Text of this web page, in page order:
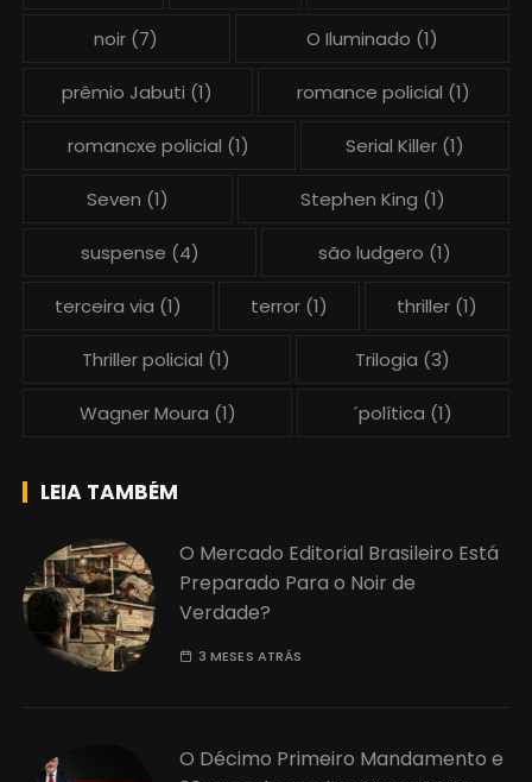
noir (7) O Iluminado (1)
prêmio Jabuti (1) romance policial (1)
romancxe policial (1) Serial Killer(1)
Seven (1) Stephen King (1)
suspense (4) são ludgero (1)
terceira via (1) terror(1) thriller(1)
Thriller policial (1) Trilogia (3)
Wagner Moura (1) ´política (1)
LEIA TAMBÉM
O Mercado Editorial Brasileiro Está
Preparado Para o Noir de
Verdade?
3 MESES ATRÁS
O Décimo Primeiro Mandamento e